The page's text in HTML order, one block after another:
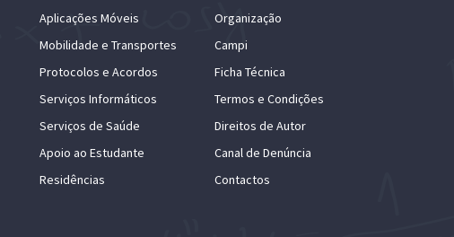
Aplicações Móveis
Mobilidade e Transportes
Protocolos e Acordos
Serviços Informáticos
Serviços de Saúde
Apoio ao Estudante
Residências
Organização
Campi
Ficha Técnica
Termos e Condições
Direitos de Autor
Canal de Denúncia
Contactos